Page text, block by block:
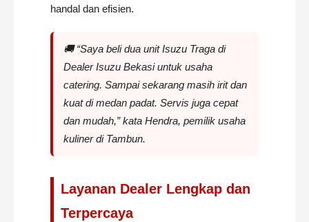
handal dan efisien.
🚚 “Saya beli dua unit Isuzu Traga di
Dealer Isuzu Bekasi untuk usaha
catering. Sampai sekarang masih irit dan
kuat di medan padat. Servis juga cepat
dan mudah,” kata Hendra, pemilik usaha
kuliner di Tambun.
Layanan Dealer Lengkap dan
Terpercaya